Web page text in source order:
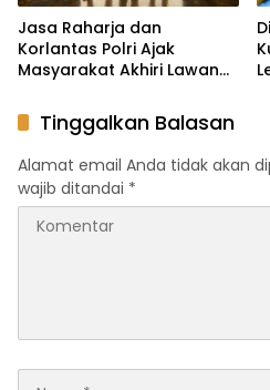
Jasa Raharja dan
Korlantas Polri Ajak
Masyarakat Akhiri Lawan
Keselamatan Berlalu Lintas
Tinggalkan Balasan
Alamat email Anda tidak akan
wajib ditandai *